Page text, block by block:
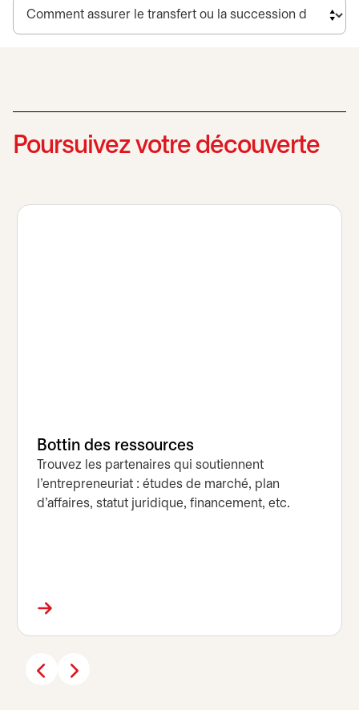
Poursuivez votre découverte
Bottin des ressources
Trouvez les partenaires qui soutiennent
l’entrepreneuriat : études de marché, plan
d’affaires, statut juridique, financement, etc.